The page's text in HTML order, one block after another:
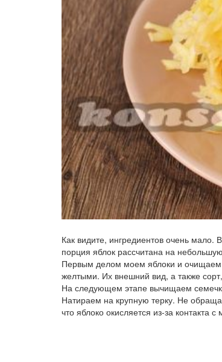
Как видите, ингредиентов очень
порция яблок рассчитана на
Первым делом моем яблоки и очищаем
желтыми. Их внешний вид, а также
На следующем этапе вычищаем
Натираем на крупную терку. Не
что яблоко окисляется из-за контакта